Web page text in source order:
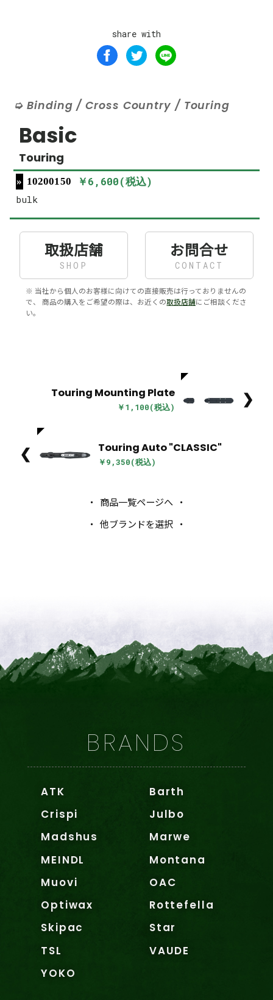
share with
Binding / Cross Country / Touring
Basic
Touring
10200150 ￥6,600(税込)
bulk
取扱店舗
SHOP
お問合せ
CONTACT
※ 当社から個人のお客様に向けての直接販売は行っておりませんの
で、 商品の購入をご希望の際は、お近くの取扱店舗にご相談くださ
い。
Touring Mounting Plate
￥1,100(税込) ❯
❮ Touring Auto "CLASSIC"
￥9,350(税込)
商品一覧ページへ
他ブランドを選択
BRANDS
ATK
Barth
Crispi
Julbo
Madshus
Marwe
MEINDL
Montana
Muovi
OAC
Optiwax
Rottefella
Skipac
Star
TSL
VAUDE
YOKO